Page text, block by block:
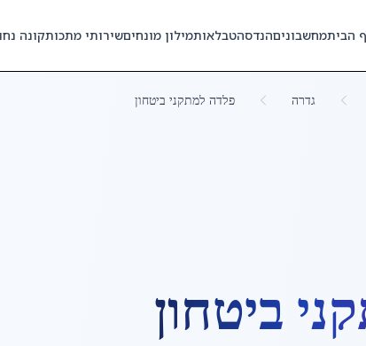
הביתמחשבוניםהנדסהטבלאותמילון מונחיםשירותי מתכותקונה
גדרה פלדה למתקני ביטחון
ביטחון